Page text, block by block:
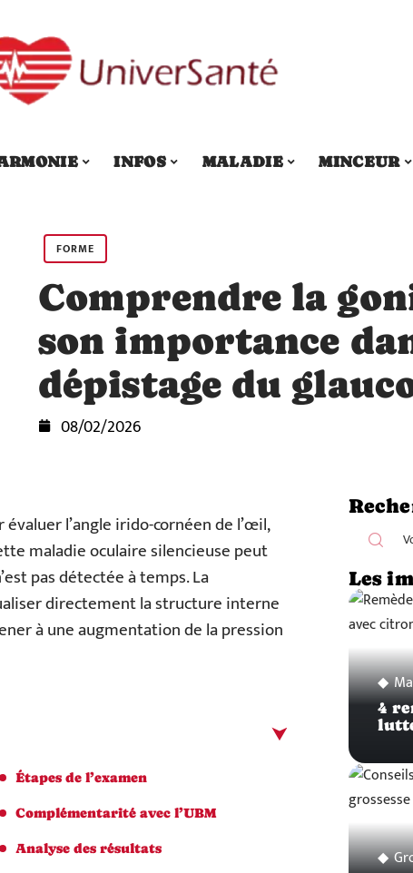
INFOS MALADIE MINCEUR
FORME
Comprendre la
son importance
dépistage du
08/02/2026
l’angle irido-cornéen de l’œil,
maladie oculaire silencieuse peut
pas détectée à temps. La
directement la structure interne
à une augmentation de la pression
Étapes de l’examen
Complémentarité avec l’UBM
Analyse des résultats
Les
4